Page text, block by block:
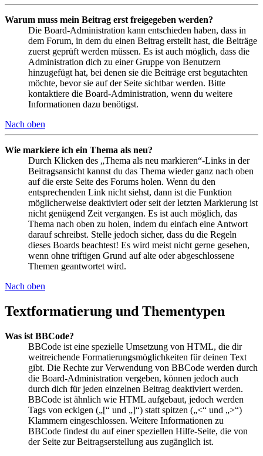
Warum muss mein Beitrag erst freigegeben werden?
Die Board-Administration kann entschieden haben, dass in
dem Forum, in dem du einen Beitrag erstellt hast, die Beiträge
zuerst geprüft werden müssen. Es ist auch möglich, dass die
Administration dich zu einer Gruppe von Benutzern
hinzugefügt hat, bei denen sie die Beiträge erst begutachten
möchte, bevor sie auf der Seite sichtbar werden. Bitte
kontaktiere die Board-Administration, wenn du weitere
Informationen dazu benötigst.
Nach oben
Wie markiere ich ein Thema als neu?
Durch Klicken des „Thema als neu markieren“-Links in der
Beitragsansicht kannst du das Thema wieder ganz nach oben
auf die erste Seite des Forums holen. Wenn du den
entsprechenden Link nicht siehst, dann ist die Funktion
möglicherweise deaktiviert oder seit der letzten Markierung ist
nicht genügend Zeit vergangen. Es ist auch möglich, das
Thema nach oben zu holen, indem du einfach eine Antwort
darauf schreibst. Stelle jedoch sicher, dass du die Regeln
dieses Boards beachtest! Es wird meist nicht gerne gesehen,
wenn ohne triftigen Grund auf alte oder abgeschlossene
Themen geantwortet wird.
Nach oben
Textformatierung und Thementypen
Was ist BBCode?
BBCode ist eine spezielle Umsetzung von HTML, die dir
weitreichende Formatierungsmöglichkeiten für deinen Text
gibt. Die Rechte zur Verwendung von BBCode werden durch
die Board-Administration vergeben, können jedoch auch
durch dich für jeden einzelnen Beitrag deaktiviert werden.
BBCode ist ähnlich wie HTML aufgebaut, jedoch werden
Tags von eckigen („[“ und „]“) statt spitzen („<“ und „>“)
Klammern eingeschlossen. Weitere Informationen zu
BBCode findest du auf einer speziellen Hilfe-Seite, die von
der Seite zur Beitragserstellung aus zugänglich ist.